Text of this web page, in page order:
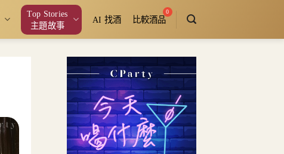
Top Stories
主題故事
AI 找酒 比較酒品